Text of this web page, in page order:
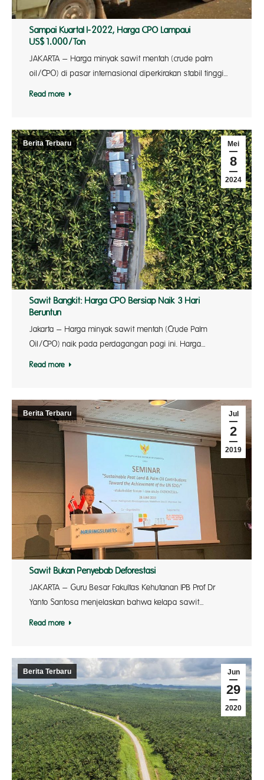
Sampai Kuartal I-2022, Harga CPO Lampaui
US$1.000/Ton
JAKARTA – Harga minyak sawit mentah (crude palm
oil/CPO) di pasar internasional diperkirakan stabil tinggi…
Read more
Mei
8
2024
Berita Terbaru
Sawit Bangkit: Harga CPO Bersiap Naik 3 Hari
Beruntun
Jakarta – Harga minyak sawit mentah (Crude Palm
Oil/CPO) naik pada perdagangan pagi ini. Harga…
Read more
Jul
2
2019
Berita Terbaru
Sawit Bukan Penyebab Deforestasi
JAKARTA – Guru Besar Fakultas Kehutanan IPB Prof Dr
Yanto Santosa menjelaskan bahwa kelapa sawit…
Read more
Jun
29
2020
Berita Terbaru